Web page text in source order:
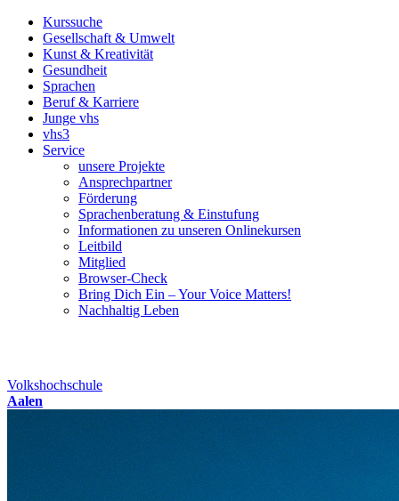
Kurssuche
Gesellschaft & Umwelt
Kunst & Kreativität
Gesundheit
Sprachen
Beruf & Karriere
Junge vhs
vhs3
Service
unsere Projekte
Ansprechpartner
Förderung
Sprachenberatung & Einstufung
Informationen zu unseren Onlinekursen
Leitbild
Mitglied
Browser-Check
Bring Dich Ein – Your Voice Matters!
Nachhaltig Leben
Volkshochschule
Aalen